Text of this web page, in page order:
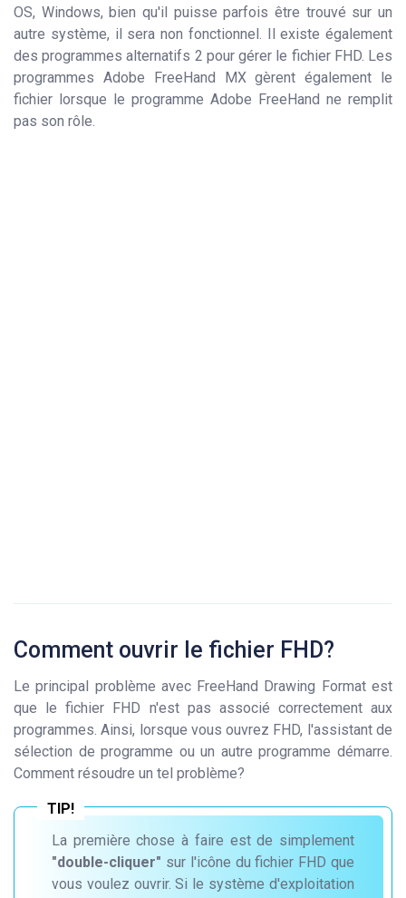
OS, Windows, bien qu'il puisse parfois être trouvé sur un
autre système, il sera non fonctionnel. Il existe également
des programmes alternatifs 2 pour gérer le fichier FHD. Les
programmes Adobe FreeHand MX gèrent également le
fichier lorsque le programme Adobe FreeHand ne remplit
pas son rôle.
Comment ouvrir le fichier FHD?
Le principal problème avec FreeHand Drawing Format est
que le fichier FHD n'est pas associé correctement aux
programmes. Ainsi, lorsque vous ouvrez FHD, l'assistant de
sélection de programme ou un autre programme démarre.
Comment résoudre un tel problème?
La première chose à faire est de simplement
"double-cliquer" sur l'icône du fichier FHD que
vous voulez ouvrir. Si le système d'exploitation